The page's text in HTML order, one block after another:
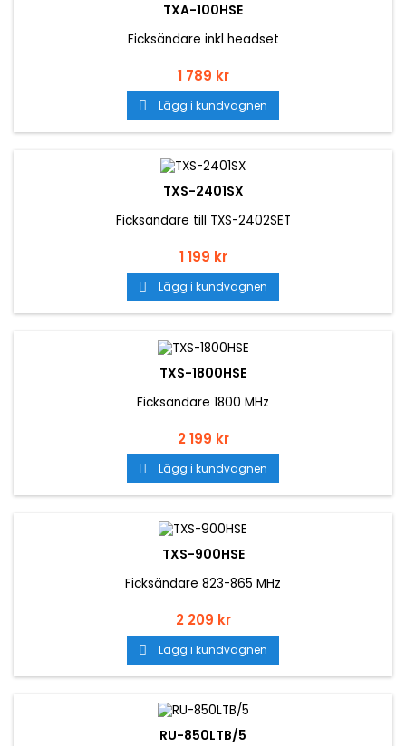
TXA-100HSE
Ficksändare inkl headset
Pris
1 789 kr
 Lägg i kundvagnen
TXS-2401SX
Ficksändare till TXS-2402SET
Pris
1 199 kr
 Lägg i kundvagnen
TXS-1800HSE
Ficksändare 1800 MHz
Pris
2 199 kr
 Lägg i kundvagnen
TXS-900HSE
Ficksändare 823-865 MHz
Pris
2 209 kr
 Lägg i kundvagnen
RU-850LTB/5